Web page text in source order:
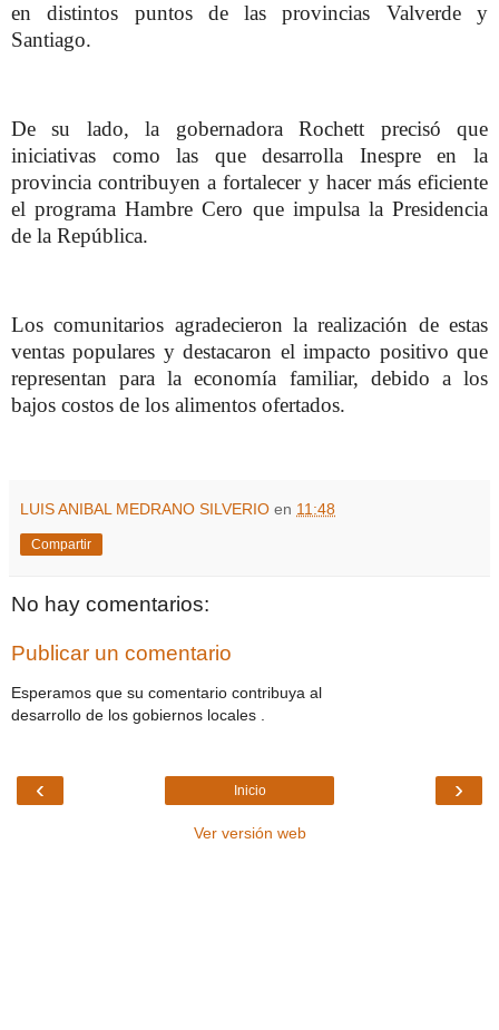
en distintos puntos de las provincias Valverde y
Santiago.
De su lado, la gobernadora Rochett precisó que
iniciativas como las que desarrolla Inespre en la
provincia contribuyen a fortalecer y hacer más eficiente
el programa Hambre Cero que impulsa la Presidencia
de la República.
Los comunitarios agradecieron la realización de estas
ventas populares y destacaron el impacto positivo que
representan para la economía familiar, debido a los
bajos costos de los alimentos ofertados.
LUIS ANIBAL MEDRANO SILVERIO en 11:48
Compartir
No hay comentarios:
Publicar un comentario
Esperamos que su comentario contribuya al
desarrollo de los gobiernos locales .
‹ ›
Inicio
Ver versión web